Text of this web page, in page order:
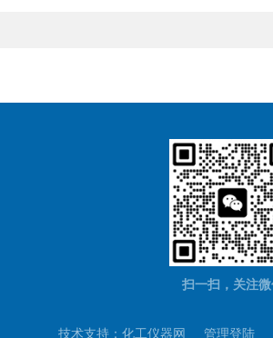
扫一扫，关注
技术支持： 化工仪器网 管理登陆